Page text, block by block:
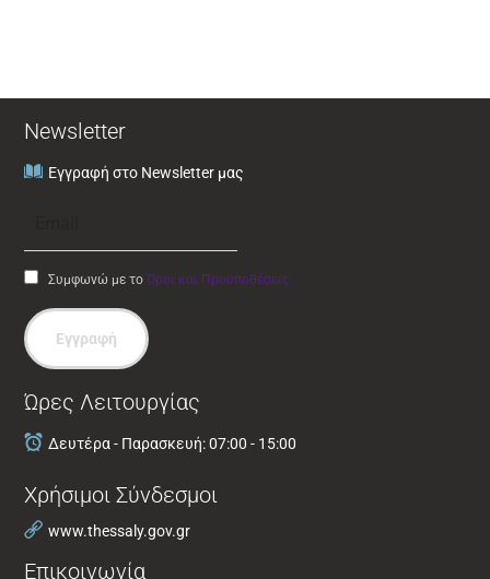
Newsletter
Εγγραφή στο Newsletter μας
Συμφωνώ με τοΌροι και Προϋποθέσεις
Εγγραφή
Ώρες Λειτουργίας
Δευτέρα - Παρασκευή: 07:00 - 15:00
Χρήσιμοι Σύνδεσμοι
www.thessaly.gov.gr
Επικοινωνία